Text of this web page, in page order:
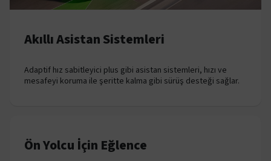
Akıllı Asistan Sistemleri
Adaptif hız sabitleyici plus gibi asistan sistemleri, hızı ve
mesafeyi koruma ile şeritte kalma gibi sürüş desteği sağlar.
Ön Yolcu İçin Eğlence